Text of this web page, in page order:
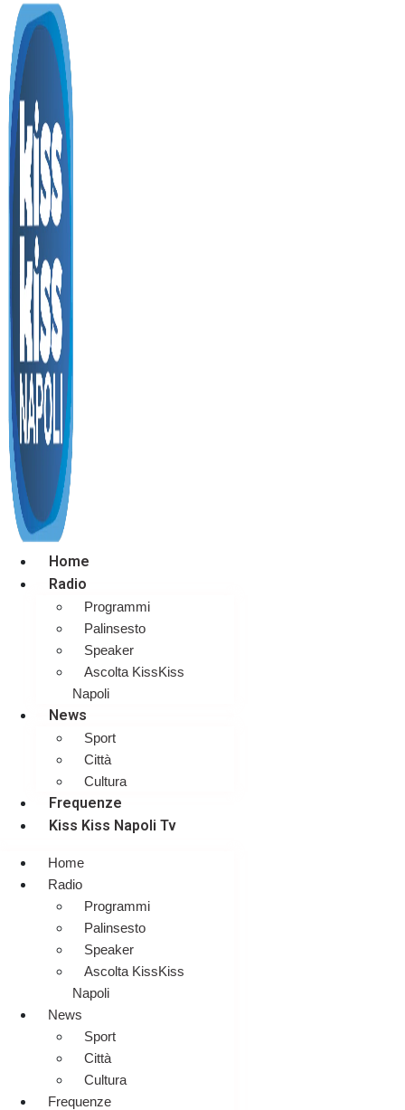
Home
Radio
Programmi
Palinsesto
Speaker
Ascolta KissKiss
Napoli
News
Sport
Città
Cultura
Frequenze
Kiss Kiss Napoli Tv
Home
Radio
Programmi
Palinsesto
Speaker
Ascolta KissKiss
Napoli
News
Sport
Città
Cultura
Frequenze